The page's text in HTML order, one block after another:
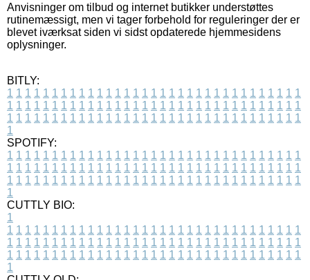
Anvisninger om tilbud og internet butikker understøttes
rutinemæssigt, men vi tager forbehold for reguleringer der er
blevet iværksat siden vi sidst opdaterede hjemmesidens
oplysninger.
BITLY:
1 1 1 1 1 1 1 1 1 1 1 1 1 1 1 1 1 1 1 1 1 1 1 1 1 1 1 1 1 1 1 1 1
1 1 1 1 1 1 1 1 1 1 1 1 1 1 1 1 1 1 1 1 1 1 1 1 1 1 1 1 1 1 1 1 1
1 1 1 1 1 1 1 1 1 1 1 1 1 1 1 1 1 1 1 1 1 1 1 1 1 1 1 1 1 1 1 1 1
1
SPOTIFY:
1 1 1 1 1 1 1 1 1 1 1 1 1 1 1 1 1 1 1 1 1 1 1 1 1 1 1 1 1 1 1 1 1
1 1 1 1 1 1 1 1 1 1 1 1 1 1 1 1 1 1 1 1 1 1 1 1 1 1 1 1 1 1 1 1 1
1 1 1 1 1 1 1 1 1 1 1 1 1 1 1 1 1 1 1 1 1 1 1 1 1 1 1 1 1 1 1 1 1
1
CUTTLY BIO:
1
1 1 1 1 1 1 1 1 1 1 1 1 1 1 1 1 1 1 1 1 1 1 1 1 1 1 1 1 1 1 1 1 1
1 1 1 1 1 1 1 1 1 1 1 1 1 1 1 1 1 1 1 1 1 1 1 1 1 1 1 1 1 1 1 1 1
1 1 1 1 1 1 1 1 1 1 1 1 1 1 1 1 1 1 1 1 1 1 1 1 1 1 1 1 1 1 1 1 1
1